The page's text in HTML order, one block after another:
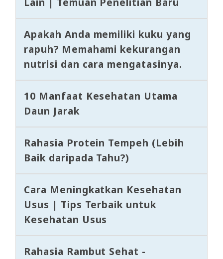
Apakah Anda memiliki kuku yang
rapuh? Memahami kekurangan
nutrisi dan cara mengatasinya.
10 Manfaat Kesehatan Utama
Daun Jarak
Rahasia Protein Tempeh (Lebih
Baik daripada Tahu?)
Cara Meningkatkan Kesehatan
Usus | Tips Terbaik untuk
Kesehatan Usus
Rahasia Rambut Sehat -